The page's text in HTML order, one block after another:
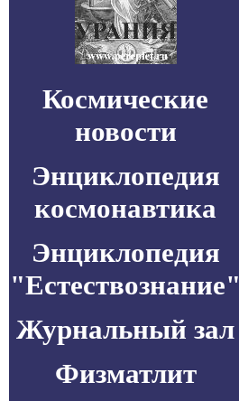
Космические
новости
Энциклопедия
космонавтика
Энциклопедия
"Естествознание"
Журнальный зал
Физматлит